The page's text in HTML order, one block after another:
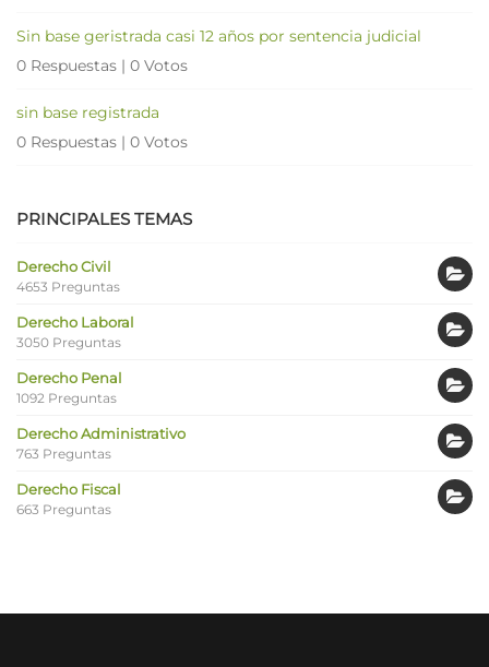
Sin base geristrada casi 12 años por sentencia judicial
0 Respuestas | 0 Votos
sin base registrada
0 Respuestas | 0 Votos
PRINCIPALES TEMAS
Derecho Civil
4653 Preguntas
Derecho Laboral
3050 Preguntas
Derecho Penal
1092 Preguntas
Derecho Administrativo
763 Preguntas
Derecho Fiscal
663 Preguntas